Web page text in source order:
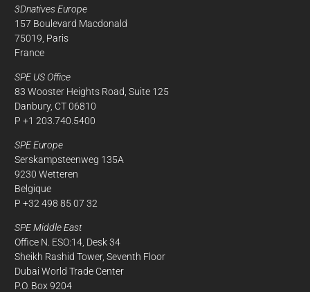
3Dnatives Europe
157 Boulevard Macdonald
75019, Paris
France
SPE US Office
83 Wooster Heights Road, Suite 125
Danbury, CT 06810
P +1 203.740.5400
SPE Europe
Serskampsteenweg 135A
9230 Wetteren
Belgique
P +32 498 85 07 32
SPE Middle East
Office N. ESO:14, Desk 34
Sheikh Rashid Tower, Seventh Floor
Dubai World Trade Center
P.O. Box 9204